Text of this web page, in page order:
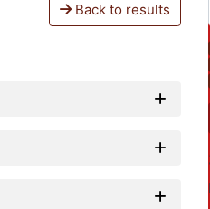
Back to results